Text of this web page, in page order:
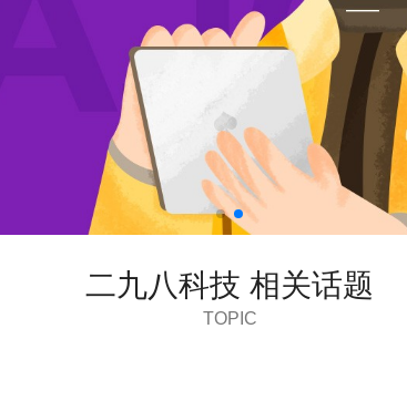
二九八科技 相关话题
TOPIC